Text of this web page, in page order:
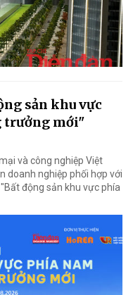
sản khu vực
trưởng mới"
và công nghiệp Việt
doanh nghiệp phối hợp với
động sản khu vực phía